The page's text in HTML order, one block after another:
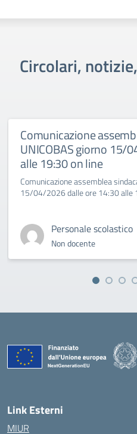
Circolari,
Comunicazione
UNICOBAS giorno 15/
alle 19:30 on line
Comunicazione assemblea
15/04/2026 dalle ore 14:30 alle
Personale scolastico
Non docente
Link Esterni
MIUR